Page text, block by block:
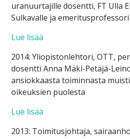
uranuurtajille dosentti, FT Ulla
Sulkavalle ja emeritusprofessori
Lue lisää
2014: Yliopistonlehtori, OTT,
dosentti Anna Mäki-Petäjä-
ansiokkaasta toiminnasta
oikeuksien puolesta
Lue lisää
2013: Toimitusjohtaja,